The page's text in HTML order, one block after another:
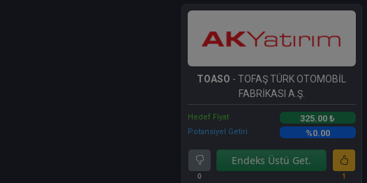
TOASO - TOFAŞ TÜRK OTOMOBİL
FABRİKASI A.Ş.
Hedef Fiyat 325.00 ₺
Potansiyel Getiri %0.00
0
Endeks Üstü Get.
1